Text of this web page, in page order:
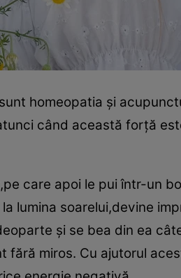
homeopatia şi
când această forţă
care apoi le pui într-un
lumina soarelui,devine
şi se bea din ea
miros. Cu ajutorul